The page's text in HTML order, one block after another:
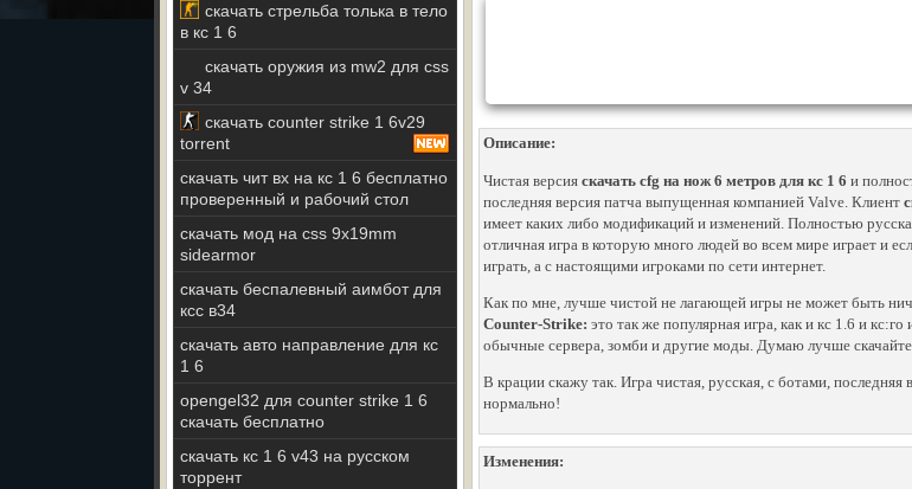
скачать стрельба толька в тело
в кс 1 6
скачать оружия из mw2 для css
v 34
скачать counter strike 1 6v29
torrent
скачать чит вх на кс 1 6 бесплатно
проверенный и рабочий стол
скачать мод на css 9x19mm
sidearmor
скачать беспалевный аимбот для
ксс в34
скачать авто направление для кс
1 6
opengel32 для counter strike 1 6
скачать бесплатно
скачать кс 1 6 v43 на русском
торрент
Описание:
Чистая версия скачать cfg на нож 6 метров для кс 1 6 и
последняя версия патча выпущенная компанией Valve. Клиент
имеет каких либо модификаций и изменений. Полностью
отличная игра в которую много людей во всем мире играет и
играть, а с настоящими игроками по сети интернет.
Как по мне, лучше чистой не лагающей игры не может быть
Counter-Strike: это так же популярная игра, как и кс 1.6 и
обычные сервера, зомби и другие моды. Думаю лучше
В крации скажу так. Игра чистая, русская, с ботами,
нормально!
Изменения: